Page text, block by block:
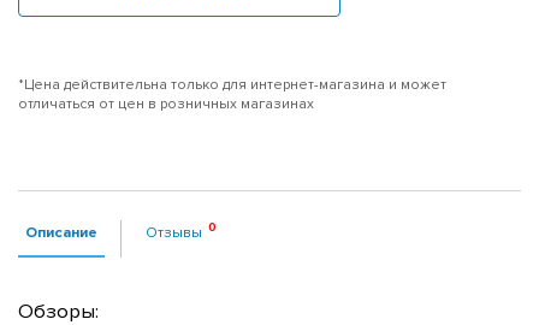
*Цена действительна только для интернет-магазина и может
отличаться от цен в розничных магазинах
Описание Отзывы
Обзоры: